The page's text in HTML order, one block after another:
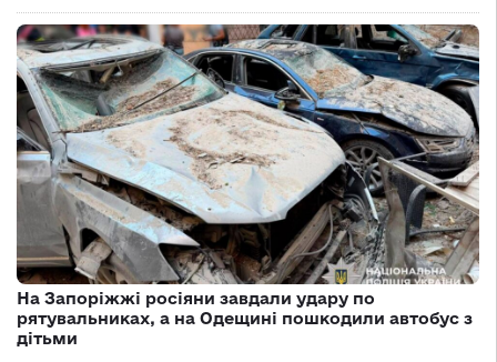
На Запоріжжі росіяни завдали удару по
рятувальниках, а на Одещині пошкодили автобус з
дітьми